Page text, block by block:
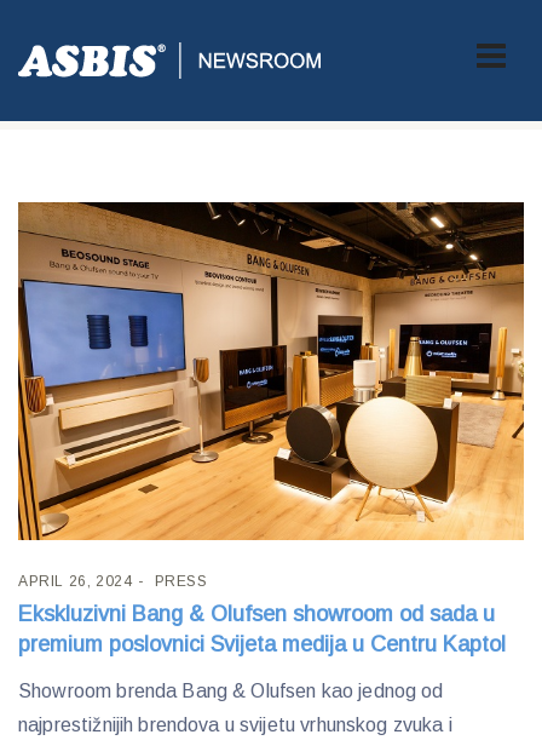
Tag:SHOPINSHOP
APRIL 26, 2024 PRESS
Ekskluzivni Bang & Olufsen showroom od sada u
premium poslovnici Svijeta medija u Centru Kaptol
Showroom brenda Bang & Olufsen kao jednog od
najprestižnijih brendova u svijetu vrhunskog zvuka i